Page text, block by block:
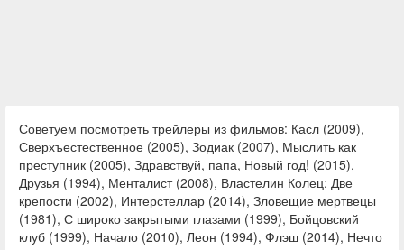
Советуем посмотреть трейлеры из фильмов: Касл (2009),
Сверхъестественное (2005), Зодиак (2007), Мыслить как
преступник (2005), Здравствуй, папа, Новый год! (2015),
Друзья (1994), Менталист (2008), Властелин Колец: Две
крепости (2002), Интерстеллар (2014), Зловещие мертвецы
(1981), С широко закрытыми глазами (1999), Бойцовский
клуб (1999), Начало (2010), Леон (1994), Флэш (2014), Нечто